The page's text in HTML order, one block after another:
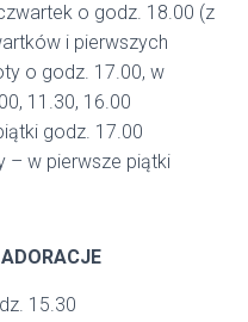
o godz. 18.00 (z
i pierwszych
o godz. 17.00, w
11.30, 16.00
godz. 17.00
– w pierwsze piątki
15.30